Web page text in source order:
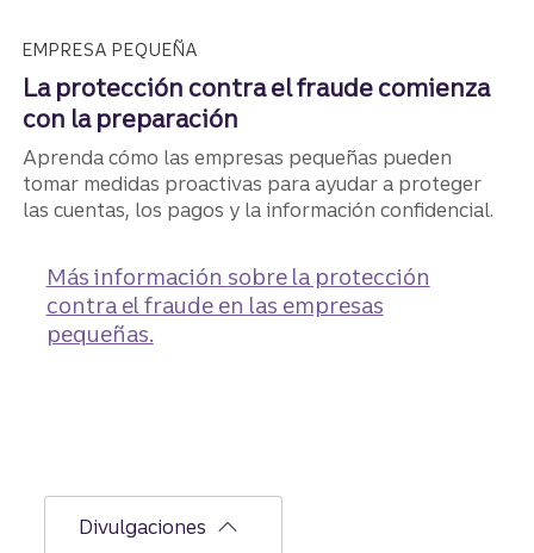
EMPRESA PEQUEÑA
La protección contra el fraude comienza
con la preparación
Aprenda cómo las empresas pequeñas pueden
tomar medidas proactivas para ayudar a proteger
las cuentas, los pagos y la información confidencial.
Más información sobre la protección
contra el fraude en las empresas
pequeñas.
Divulgaciones